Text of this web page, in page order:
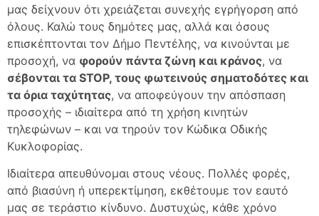
μας δείχνουν ότι χρειάζεται συνεχής εγρήγορση από
όλους. Καλώ τους δημότες μας, αλλά και όσους
επισκέπτονται τον Δήμο Πεντέλης, να κινούνται με
προσοχή, να φορούν πάντα ζώνη και κράνος, να
σέβονται τα STOP, τους φωτεινούς σηματοδότες και
τα όρια ταχύτητας, να αποφεύγουν την απόσπαση
προσοχής – ιδιαίτερα από τη χρήση κινητών
τηλεφώνων – και να τηρούν τον Κώδικα Οδικής
Κυκλοφορίας.
Ιδιαίτερα απευθύνομαι στους νέους. Πολλές φορές,
από βιασύνη ή υπερεκτίμηση, εκθέτουμε τον εαυτό
μας σε τεράστιο κίνδυνο. Δυστυχώς, κάθε χρόνο